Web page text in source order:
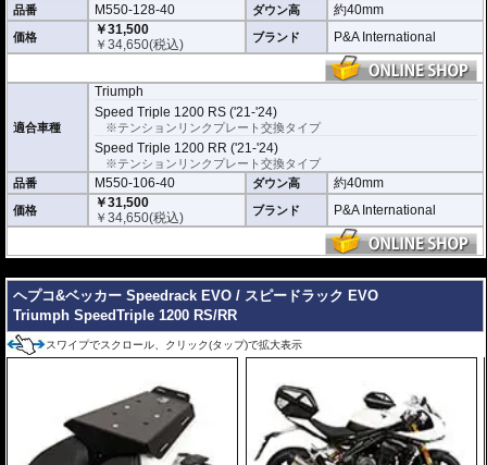
品番
M550-128-40 ダウン高 約40mm
価格
￥31,500
￥34,650(税込) ブランド P&A International
適合車種
Triumph
Speed Triple 1200 RS ('21-'24)
※テンションリンクプレート交換タイプ
Speed Triple 1200 RR ('21-'24)
※テンションリンクプレート交換タイプ
品番
M550-106-40 ダウン高 約40mm
価格
￥31,500
￥34,650(税込) ブランド P&A International
ヘプコ&ベッカー Speedrack EVO / スピードラック EVO
Triumph SpeedTriple 1200 RS/RR
スワイプでスクロール、クリック(タップ)で拡大表示